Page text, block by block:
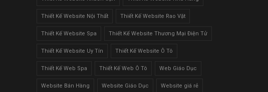
Thiết Kế Website Nội Thất Thiết Kế Website Rao Vặt
Thiết Kế Website Spa Thiết Kế Website Thương Mại Điện Tử
Thiết Kế Website Uy Tín Thiết Kế Website Ô Tô
Thiết Kế Web Spa Thiết Kế Web Ô Tô Web Giáo Dục
Website Bán Hàng Website Giáo Dục Website giá rẻ